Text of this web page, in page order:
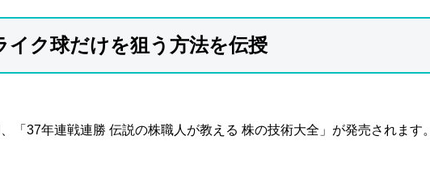
イク球だけを狙う方法を伝授
「37年連戦連勝 伝説の株職人が教える 株の技術大全」が発売されます。